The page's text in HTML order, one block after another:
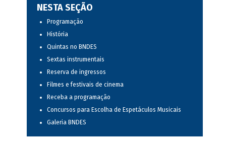
NESTA SEÇÃO
Programação
História
Quintas no BNDES
Sextas instrumentais
Reserva de ingressos
Filmes e festivais de cinema
Receba a programação
Concursos para Escolha de Espetáculos Musicais
Galeria BNDES